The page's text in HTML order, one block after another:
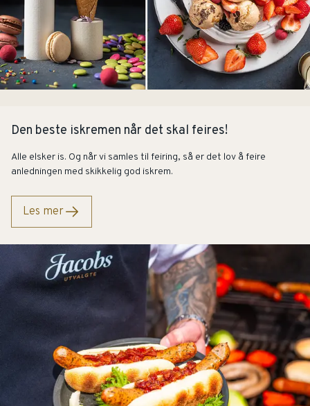
Den beste iskremen når det skal feires!
Alle elsker is. Og når vi samles til feiring, så er det lov å feire
anledningen med skikkelig god iskrem.
Les mer